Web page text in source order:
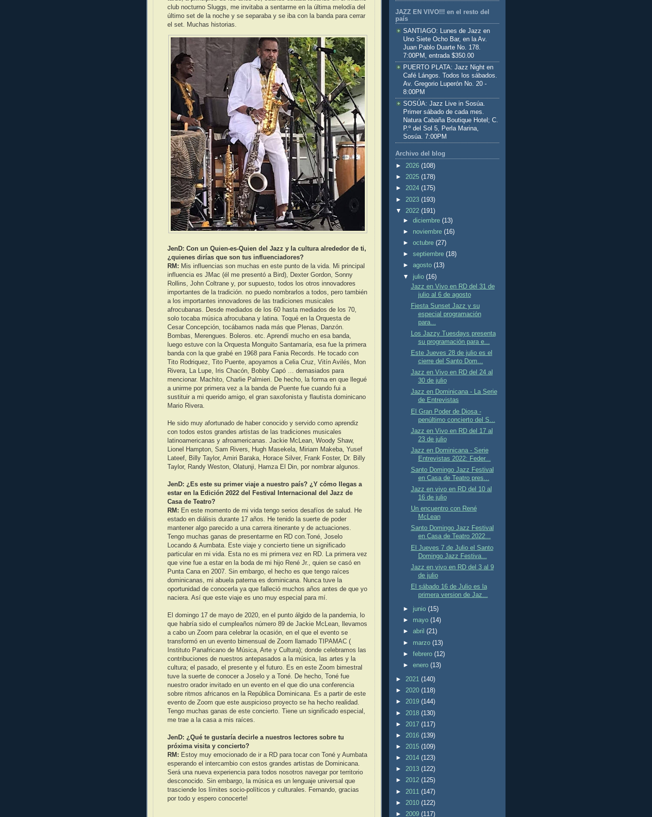
club nocturno Sluggs, me invitaba a sentarme en la última melodía del
último set de la noche y se separaba y se iba con la banda para cerrar
el set. Muchas historias.
JenD: Con un Quien-es-Quien del Jazz y la cultura alrededor de ti,
¿quienes dirías que son tus influenciadores?
RM: Mis influencias son muchas en este punto de la vida. Mi principal
influencia es JMac (él me presentó a Bird), Dexter Gordon, Sonny
Rollins, John Coltrane y, por supuesto, todos los otros innovadores
importantes de la tradición. no puedo nombrarlos a todos, pero también
a los importantes innovadores de las tradiciones musicales
afrocubanas. Desde mediados de los 60 hasta mediados de los 70,
solo tocaba música afrocubana y latina. Toqué en la Orquesta de
Cesar Concepción, tocábamos nada más que Plenas, Danzón.
Bombas, Merengues. Boleros. etc. Aprendí mucho en esa banda,
luego estuve con la Orquesta Monguito Santamaría, esa fue la primera
banda con la que grabé en 1968 para Fania Records. He tocado con
Tito Rodriquez, Tito Puente, apoyamos a Celia Cruz, Vitín Avilés, Mon
Rivera, La Lupe, Iris Chacón, Bobby Capó … demasiados para
mencionar. Machito, Charlie Palmieri. De hecho, la forma en que llegué
a unirme por primera vez a la banda de Puente fue cuando fui a
sustituir a mi querido amigo, el gran saxofonista y flautista dominicano
Mario Rivera.
He sido muy afortunado de haber conocido y servido como aprendiz
con todos estos grandes artistas de las tradiciones musicales
latinoamericanas y afroamericanas. Jackie McLean, Woody Shaw,
Lionel Hampton, Sam Rivers, Hugh Masekela, Miriam Makeba, Yusef
Lateef, Billy Taylor, Amiri Baraka, Horace Silver, Frank Foster, Dr. Billy
Taylor, Randy Weston, Olatunji, Hamza El Din, por nombrar algunos.
JenD: ¿Es este su primer viaje a nuestro país? ¿Y cómo llegas a
estar en la Edición 2022 del Festival Internacional del Jazz de
Casa de Teatro?
RM: En este momento de mi vida tengo serios desafíos de salud. He
estado en diálisis durante 17 años. He tenido la suerte de poder
mantener algo parecido a una carrera itinerante y de actuaciones.
Tengo muchas ganas de presentarme en RD con.Toné, Joselo
Locando & Aumbata. Este viaje y concierto tiene un significado
particular en mi vida. Esta no es mi primera vez en RD. La primera vez
que vine fue a estar en la boda de mi hijo René Jr., quien se casó en
Punta Cana en 2007. Sin embargo, el hecho es que tengo raíces
dominicanas, mi abuela paterna es dominicana. Nunca tuve la
oportunidad de conocerla ya que falleció muchos años antes de que yo
naciera. Así que este viaje es uno muy especial para mí.
El domingo 17 de mayo de 2020, en el punto álgido de la pandemia, lo
que habría sido el cumpleaños número 89 de Jackie McLean, llevamos
a cabo un Zoom para celebrar la ocasión, en el que el evento se
transformó en un evento bimensual de Zoom llamado TIPAMAC (
Instituto Panafricano de Música, Arte y Cultura); donde celebramos las
contribuciones de nuestros antepasados ​​a la música, las artes y la
cultura; el pasado, el presente y el futuro. Es en este Zoom bimestral
tuve la suerte de conocer a Joselo y a Toné. De hecho, Toné fue
nuestro orador invitado en un evento en el que dio una conferencia
sobre ritmos africanos en la República Dominicana. Es a partir de este
evento de Zoom que este auspicioso proyecto se ha hecho realidad.
Tengo muchas ganas de este concierto. Tiene un significado especial,
me trae a la casa a mis raíces.
JenD: ¿Qué te gustaría decirle a nuestros lectores sobre tu
próxima visita y concierto?
RM: Estoy muy emocionado de ir a RD para tocar con Toné y Aumbata
esperando el intercambio con estos grandes artistas de Dominicana.
Será una nueva experiencia para todos nosotros navegar por territorio
desconocido. Sin embargo, la música es un lenguaje universal que
trasciende los límites socio-políticos y culturales. Fernando, gracias
por todo y espero conocerte!
JAZZ EN VIVO!!! en el resto del
país
SANTIAGO: Lunes de Jazz en
Uno Siete Ocho Bar, en la Av.
Juan Pablo Duarte No. 178.
7:00PM, entrada $350.00
PUERTO PLATA: Jazz Night en
Café Lángos. Todos los sábados.
Av. Gregorio Luperón No. 20 -
8:00PM
SOSÚA: Jazz Live in Sosúa.
Primer sábado de cada mes.
Natura Cabaña Boutique Hotel; C.
P.º del Sol 5, Perla Marina,
Sosúa. 7:00PM
Archivo del blog
► 2026 (108)
► 2025 (178)
► 2024 (175)
► 2023 (193)
▼ 2022 (191)
►diciembre(13)
► noviembre(16)
►octubre(27)
►septiembre(18)
►agosto(13)
▼ julio(16)
Jazz en Vivo en RD del 31 de
julio al 6 de agosto
Fiesta Sunset Jazz y su
especial programación
para...
Los Jazzy Tuesdays presenta
su programación para e...
Este Jueves 28 de julio es el
cierre del Santo Dom...
Jazz en Vivo en RD del 24 al
30 de julio
Jazz en Dominicana - La Serie
de Entrevistas
El Gran Poder de Diosa -
penúltimo concierto del S...
Jazz en Vivo en RD del 17 al
23 de julio
Jazz en Dominicana - Serie
Entrevistas 2022: Feder...
Santo Domingo Jazz Festival
en Casa de Teatro pres...
Jazz en vivo en RD del 10 al
16 de julio
Un encuentro con René
McLean
Santo Domingo Jazz Festival
en Casa de Teatro 2022...
El Jueves 7 de Julio el Santo
Domingo Jazz Festiva...
Jazz en vivo en RD del 3 al 9
de julio
El sábado 16 de Julio es la
primera version de Jaz...
► junio(15)
► mayo(14)
►abril(21)
► marzo(13)
►febrero(12)
►enero(13)
► 2021 (140)
► 2020 (118)
► 2019 (144)
► 2018 (130)
► 2017 (117)
► 2016 (139)
► 2015 (109)
► 2014 (123)
► 2013 (122)
► 2012 (125)
► 2011 (147)
► 2010 (122)
► 2009 (117)